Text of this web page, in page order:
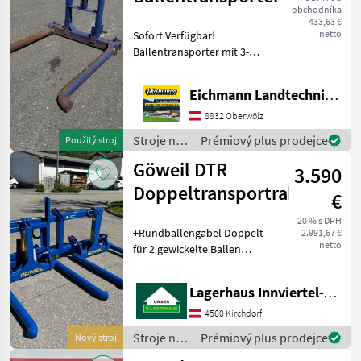
Sonstige
Použitý stroj
obchodníka
433,63 €
netto
Sofort Verfügbar!
Ballentransporter mit 3-
Kunden, in gutem Zustand.
Ausstattung & Details: - 3-
Punktanbau Kat. II - Inkl.
Oberlenkerbol
Eichmann Landtechnik GmbH
8832 Oberwölz
Stroje na
zber
objemových
krmív /
Sonstige
Prémiový plus prodejce
Nový stroj
Göweil DTR
Doppeltransportrahmen
3.590
€
20 % s DPH
2.991,67 €
netto
+Rundballengabel Doppelt
für 2 gewickelte Ballen
Doppeltransportrahmen
+Der
Doppeltransportrahmen
wurde so konstruiert, dass
zwei Stück Rundballen-
Lagerhaus Innviertel-Traunviertel-Urfahr eGen, Kirchdorf
4560 Kirchdorf
Stroje na
zber
Prémiový plus prodejce